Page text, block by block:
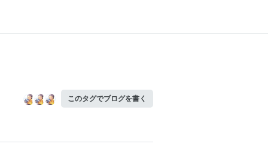
このタグでブログを書く